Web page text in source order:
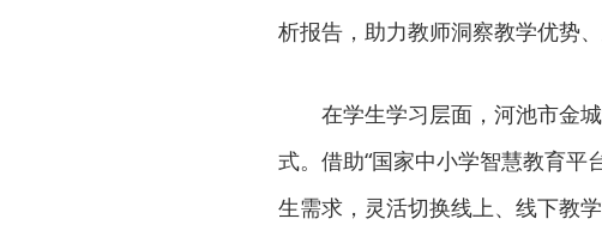
析报告，助力教师洞察教学优势
在学生学习层面，河池市金
式。借助“国家中小学智慧教育平
生需求，灵活切换线上、线下教